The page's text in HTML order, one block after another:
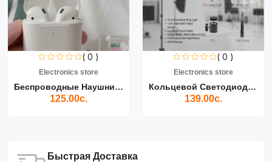
( 0 )
Electronics store
Беспроводные Наушники Air...
125.00с.
( 0 )
Electronics store
Кольцевой Светодиодный Св...
139.00с.
Быстрая Доставка